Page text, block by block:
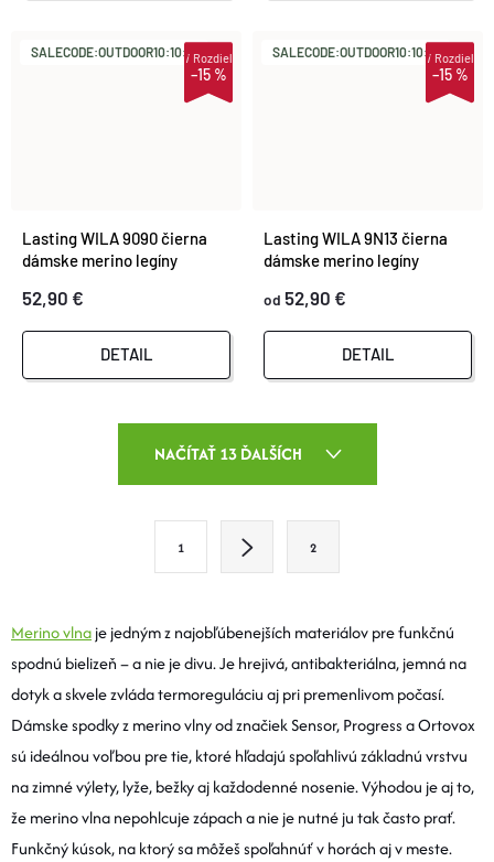
SALECODE:OUTDOOR10:10:%
–15 %
iRozdiel
Lasting WILA 9090 čierna
dámske merino legíny
52,90 €
DETAIL
SALECODE:OUTDOOR10:10:%
–15 %
iRozdiel
Lasting WILA 9N13 čierna
dámske merino legíny
od 52,90 €
DETAIL
D
A
C
I
E
P
NAČÍTAŤ 13 ĎALŠÍCH
Á
N
K
O
V
A
N
I
1 2
Merino vlnaje jedným z najobľúbenejších materiálov pre funkčnú
spodnú bielizeň – a nie je divu. Je hrejivá, antibakteriálna, jemná na
dotyk a skvele zvláda termoreguláciu aj pri premenlivom počasí.
Dámske spodky z merino vlny od značiek Sensor, Progress a Ortovox
sú ideálnou voľbou pre tie, ktoré hľadajú spoľahlivú základnú vrstvu
na zimné výlety, lyže, bežky aj každodenné nosenie. Výhodou je aj to,
že merino vlna nepohlcuje zápach a nie je nutné ju tak často prať.
Funkčný kúsok, na ktorý sa môžeš spoľahnúť v horách aj v meste.